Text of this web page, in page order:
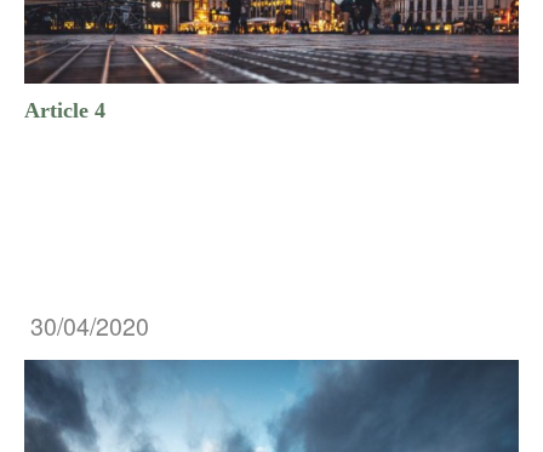
Article 4
30/04/2020